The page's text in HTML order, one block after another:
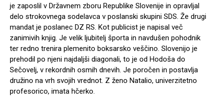
je zaposlil v Državnem zboru Republike Slovenije in opravljal
delo strokovnega sodelavca v poslanski skupini SDS. Že drugi
mandat je poslanec DZ RS. Kot publicist je napisal več
zanimivih knjig. Je velik ljubitelj športa in navdušen pohodnik
ter redno trenira plemenito boksarsko veščino. Slovenijo je
prehodil po njeni najdaljši diagonali, to je od Hodoša do
Sečovelj, v rekordnih osmih dnevih. Je poročen in postavlja
družino na vrh svojih vrednot. Z ženo Natalio, univerzitetno
profesorico, imata hčerko.